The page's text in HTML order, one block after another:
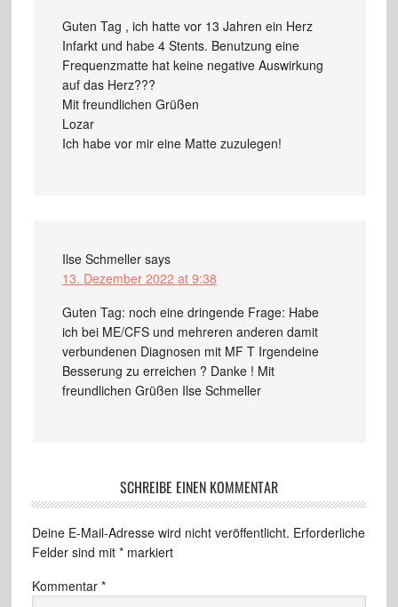
Guten Tag , ich hatte vor 13 Jahren ein Herz
Infarkt und habe 4 Stents. Benutzung eine
Frequenzmatte hat keine negative Auswirkung
auf das Herz???
Mit freundlichen Grüßen
Lozar
Ich habe vor mir eine Matte zuzulegen!
Ilse Schmeller says
13. Dezember 2022 at 9:38
Guten Tag: noch eine dringende Frage: Habe
ich bei ME/CFS und mehreren anderen damit
verbundenen Diagnosen mit MF T Irgendeine
Besserung zu erreichen ? Danke ! Mit
freundlichen Grüßen Ilse Schmeller
SCHREIBE EINEN KOMMENTAR
Deine E-Mail-Adresse wird nicht veröffentlicht. Erforderliche
Felder sind mit *markiert
Kommentar *